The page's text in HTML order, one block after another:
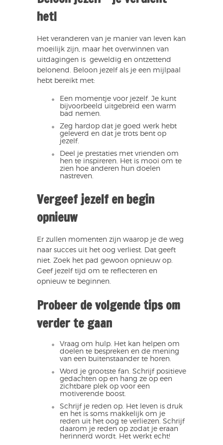
het!
Het veranderen van je manier van leven kan
moeilijk zijn, maar het overwinnen van
uitdagingen is geweldig en ontzettend
belonend. Beloon jezelf als je een mijlpaal
hebt bereikt met:
Een momentje voor jezelf. Je kunt
bijvoorbeeld uitgebreid een warm
bad nemen.
Zeg hardop dat je goed werk hebt
geleverd en dat je trots bent op
jezelf.
Deel je prestaties met vrienden om
hen te inspireren. Het is mooi om te
zien hoe anderen hun doelen
nastreven.
Vergeef jezelf en begin
opnieuw
Er zullen momenten zijn waarop je de weg
naar succes uit het oog verliest. Dat geeft
niet. Zoek het pad gewoon opnieuw op.
Geef jezelf tijd om te reflecteren en
opnieuw te beginnen.
Probeer de volgende tips om
verder te gaan
Vraag om hulp. Het kan helpen om
doelen te bespreken en de mening
van een buitenstaander te horen.
Word je grootste fan. Schrijf positieve
gedachten op en hang ze op een
zichtbare plek op voor een
motiverende boost.
Schrijf je reden op. Het leven is druk
en het is soms makkelijk om je
reden uit het oog te verliezen. Schrijf
daarom je reden op zodat je eraan
herinnerd wordt. Het werkt echt!